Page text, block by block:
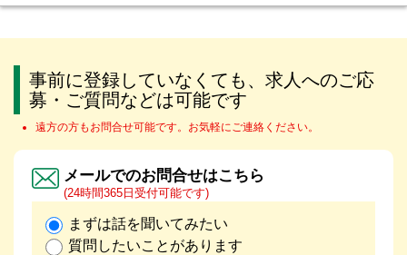
事前に登録していなくても、求人へのご応
募・ご質問などは可能です
遠方の方もお問合せ可能です。お気軽にご連絡ください。
メールでのお問合せはこちら
(24時間365日受付可能です)
まずは話を聞いてみたい
質問したいことがあります